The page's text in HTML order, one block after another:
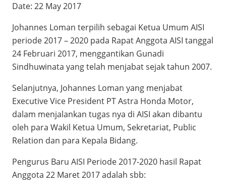
Date: 22 May 2017
Johannes Loman terpilih sebagai Ketua Umum AISI
periode 2017 – 2020 pada Rapat Anggota AISI tanggal
24 Februari 2017, menggantikan Gunadi
Sindhuwinata yang telah menjabat sejak tahun 2007.
Selanjutnya, Johannes Loman yang menjabat
Executive Vice President PT Astra Honda Motor,
dalam menjalankan tugas nya di AISI akan dibantu
oleh para Wakil Ketua Umum, Sekretariat, Public
Relation dan para Kepala Bidang.
Pengurus Baru AISI Periode 2017-2020 hasil Rapat
Anggota 22 Maret 2017 adalah sbb: